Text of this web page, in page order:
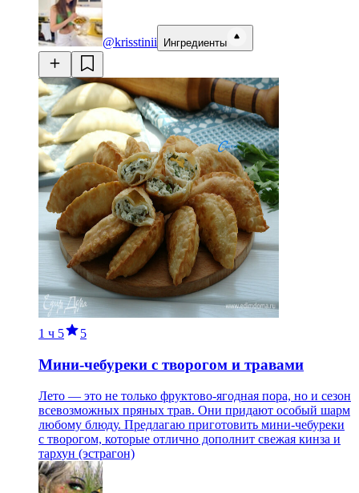
@krisstinii Ингредиенты
1 ч 5 5
Мини-чебуреки с творогом и травами
Лето — это не только фруктово-ягодная пора, но и сезон
всевозможных пряных трав. Они придают особый шарм
любому блюду. Предлагаю приготовить мини-чебуреки
с творогом, которые отлично дополнит свежая кинза и
тархун (эстрагон)